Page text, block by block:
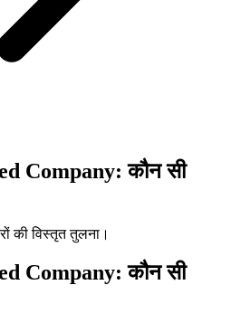
Company: कौन सी
की विस्तृत तुलना।
Company: कौन सी